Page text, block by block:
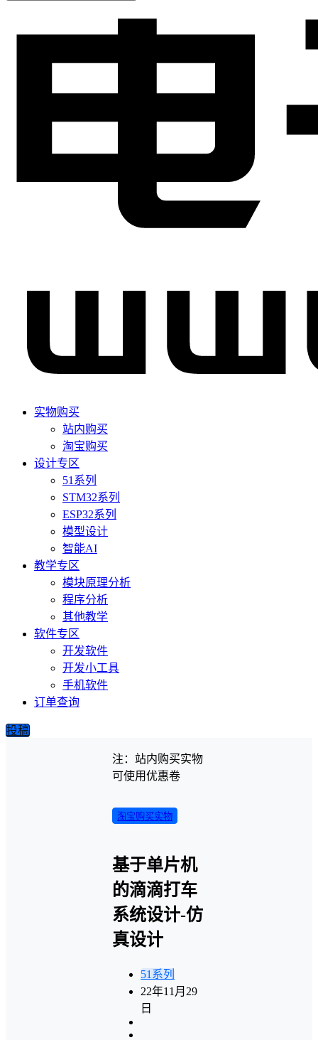
实物购买
站内购买
淘宝购买
设计专区
51系列
STM32系列
ESP32系列
模型设计
智能AI
教学专区
模块原理分析
程序分析
其他教学
软件专区
开发软件
开发小工具
手机软件
订单查询
投稿
注：站内购买实物
可使用优惠卷
淘宝购买实物
基于单片机
的滴滴打车
系统设计-仿
真设计
51系列
22年11月29
日